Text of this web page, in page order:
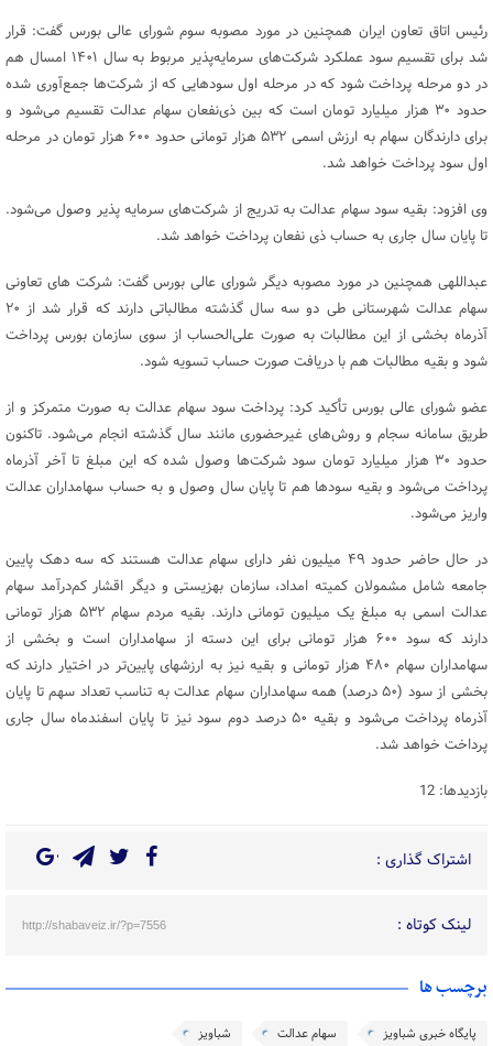
رئیس اتاق تعاون ایران همچنین در مورد مصوبه سوم شورای عالی بورس گفت: قرار
شد برای تقسیم سود عملکرد شرکت‌های سرمایه‌پذیر مربوط به سال ۱۴۰۱ امسال هم
در دو مرحله پرداخت شود که در مرحله اول سودهایی که از شرکت‌ها جمع‌آوری شده
حدود ۳۰ هزار میلیارد تومان است که بین ذی‌نفعان سهام عدالت تقسیم می‌شود و
برای دارندگان سهام به ارزش اسمی ۵۳۲ هزار تومانی حدود ۶۰۰ هزار تومان در مرحله
اول سود پرداخت خواهد شد.
وی افزود: بقیه سود سهام عدالت به تدریج از شرکت‌های سرمایه پذیر وصول می‌شود.
تا پایان سال جاری به حساب ذی نفعان پرداخت خواهد شد.
عبداللهی همچنین در مورد مصوبه دیگر شورای عالی بورس گفت: شرکت های تعاونی
سهام عدالت شهرستانی طی دو سه سال گذشته مطالباتی دارند که قرار شد از ۲۰
آذرماه بخشی از این مطالبات به صورت علی‌الحساب از سوی سازمان بورس پرداخت
شود و بقیه مطالبات هم با دریافت صورت حساب تسویه شود.
عضو شورای عالی بورس تأکید کرد: پرداخت سود سهام عدالت به صورت متمرکز و از
طریق سامانه سجام و روش‌های غیرحضوری مانند سال گذشته انجام می‌شود. تاکنون
حدود ۳۰ هزار میلیارد تومان سود شرکت‌ها وصول شده که این مبلغ تا آخر آذرماه
پرداخت می‌شود و بقیه سودها هم تا پایان سال وصول و به حساب سهامداران عدالت
واریز می‌شود.
در حال حاضر حدود ۴۹ میلیون نفر دارای سهام عدالت هستند که سه دهک پایین
جامعه شامل مشمولان کمیته امداد، سازمان بهزیستی و دیگر اقشار کم‌درآمد سهام
عدالت اسمی به مبلغ یک میلیون تومانی دارند. بقیه مردم سهام ۵۳۲ هزار تومانی
دارند که سود ۶۰۰ هزار تومانی برای این دسته از سهامداران است و بخشی از
سهامداران سهام ۴۸۰ هزار تومانی و بقیه نیز به ارزشهای پایین‌تر در اختیار دارند که
بخشی از سود (۵۰ درصد) همه سهامداران سهام عدالت به تناسب تعداد سهم تا پایان
آذرماه پرداخت می‌شود و بقیه ۵۰ درصد دوم سود نیز تا پایان اسفندماه سال جاری
پرداخت خواهد شد.
بازدیدها: 12
اشتراک گذاری :
لینک کوتاه : http://shabaveiz.ir/?p=7556
برچسب ها
پایگاه خبری شباویز سهام عدالت شباویز